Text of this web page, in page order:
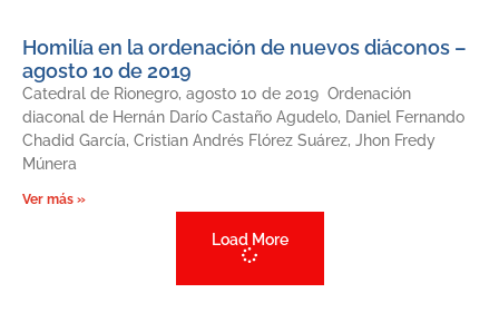
Homilía en la ordenación de nuevos diáconos –
agosto 10 de 2019
Catedral de Rionegro, agosto 10 de 2019 Ordenación
diaconal de Hernán Darío Castaño Agudelo, Daniel Fernando
Chadid García, Cristian Andrés Flórez Suárez, Jhon Fredy
Múnera
Ver más »
Load More